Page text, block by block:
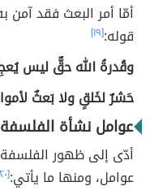
أمّا أمر البعث فقد
قوله:[١٩]
وقُدرةُ الله حقٌّ ليس
حَشرٌ لخَلقٍ ولا بَعثٌ
عوامل نشأة
أدّى إلى ظهور
عوامل، ومنها ما يأتي:[٢٠]